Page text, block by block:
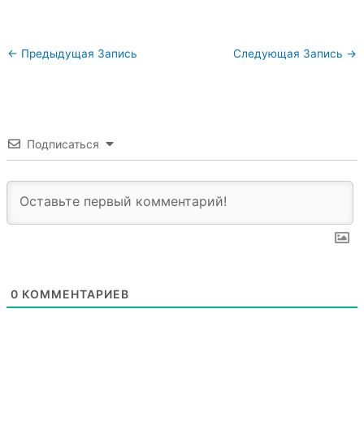
← Предыдущая Запись Следующая Запись →
Подписаться
0 КОММЕНТАРИЕВ